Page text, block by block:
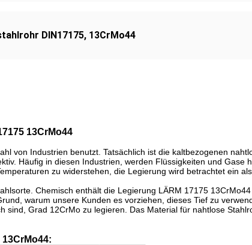
DIN17175, 13CrMo44
13CrMo44
von Industrien benutzt. Tatsächlich ist die kaltbezogenen
Häufig in diesen Industrien, werden Flüssigkeiten und Gase
zu widerstehen, die Legierung wird betrachtet ein
Chemisch enthält die Legierung LÄRM 17175
warum unsere Kunden es vorziehen, dieses Tief zu
sind, Grad 12CrMo zu legieren. Das Material für nahtlose